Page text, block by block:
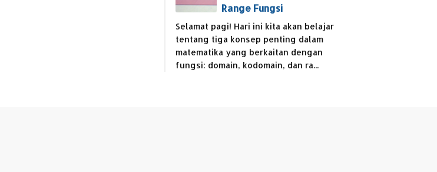
Range Fungsi
Selamat pagi! Hari ini kita akan belajar
tentang tiga konsep penting dalam
matematika yang berkaitan dengan
fungsi: domain, kodomain, dan ra...